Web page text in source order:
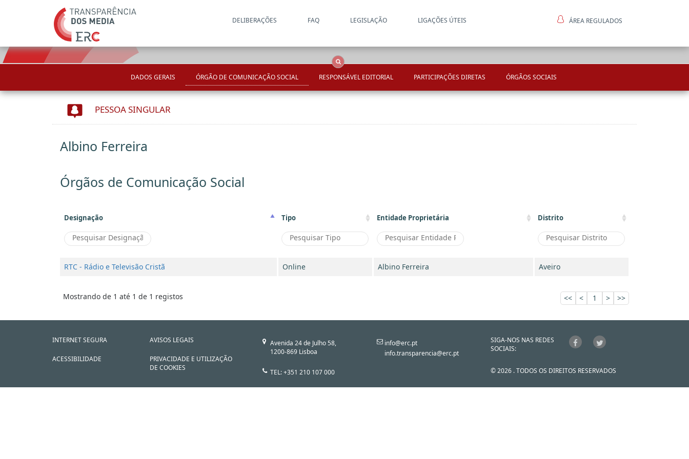
DELIBERAÇÕES FAQ LEGISLAÇÃO LIGAÇÕES ÚTEIS ÁREA REGULADOS
DADOS GERAIS ÓRGÃO DE COMUNICAÇÃO SOCIAL RESPONSÁVEL EDITORIAL PARTICIPAÇÕES DIRETAS ÓRGÃOS SOCIAIS
PESSOA SINGULAR
Albino Ferreira
Órgãos de Comunicação Social
Designação Tipo Entidade Proprietária Distrito
RTC - Rádio e Televisão Cristã Online Albino Ferreira Aveiro
Mostrando de 1 até 1 de 1 registos << < 1 > >>
INTERNET SEGURA
ACESSIBILIDADE
AVISOS LEGAIS
PRIVACIDADE E UTILIZAÇÃO
DE COOKIES
Avenida 24 de Julho 58,
1200-869 Lisboa
TEL: +351 210 107 000
info@erc.pt
info.transparencia@erc.pt
SIGA-NOS NAS REDES
SOCIAIS:
© 2026 . TODOS OS DIREITOS RESERVADOS